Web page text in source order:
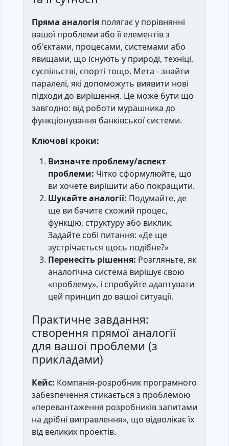
Пряма аналогія полягає у порівнянні
вашої проблеми або її елементів з
об'єктами, процесами, системами або
явищами, що існують у природі, техніці,
суспільстві, спорті тощо. Мета - знайти
паралелі, які допоможуть виявити нові
підходи до вирішення. Це може бути що
завгодно: від роботи мурашника до
функціонування банківської системи.
Ключові кроки:
Визначте проблему/аспект
проблеми: Чітко сформулюйте, що
ви хочете вирішити або покращити.
Шукайте аналогії: Подумайте, де
ще ви бачите схожий процес,
функцію, структуру або виклик.
Задайте собі питання: «Де ще
зустрічається щось подібне?»
Перенесіть рішення: Розгляньте, як
аналогічна система вирішує свою
«проблему», і спробуйте адаптувати
цей принцип до вашої ситуації.
Практичне завдання:
створення прямої аналогії
для вашої проблеми (з
прикладами)
Кейс: Компанія-розробник програмного
забезпечення стикається з проблемою
«перевантаження розробників запитами
на дрібні виправлення», що відволікає їх
від великих проектів.